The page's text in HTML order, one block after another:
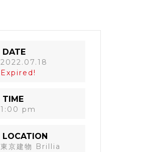
DATE
2022.07.18
Expired!
TIME
1:00 pm
LOCATION
東京建物 Brillia